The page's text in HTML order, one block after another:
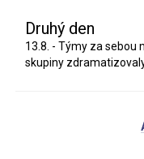
Druhý den
13.8. - Týmy za sebou
skupiny